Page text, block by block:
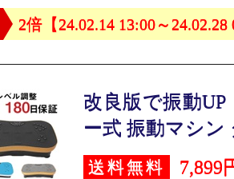
2倍【24.02.14 13:00～24.02.28
改良版で振動
ー式 振動マシン
送料無料 7,899